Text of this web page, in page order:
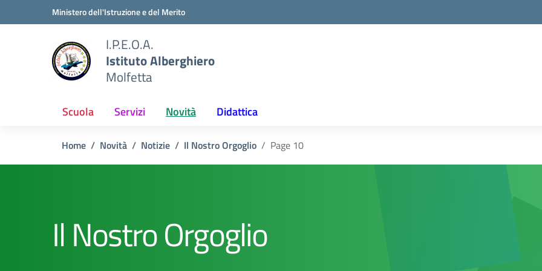
Vai ai contenuti
Vai al menu di navigazioneMinistero dell'Istruzione e del Merito
I.P.E.O.A.
Istituto Alberghiero
Molfetta
Scuola Servizi Novità Didattica
Home Novità Notizie Il Nostro Orgoglio Page 10
Il Nostro Orgoglio